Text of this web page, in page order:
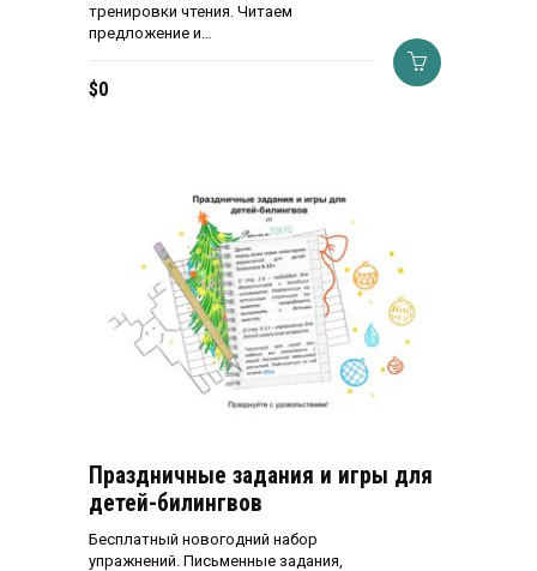
тренировки чтения. Читаем
предложение и…
$0
Праздничные задания и игры для
детей-билингвов
Бесплатный новогодний набор
упражнений. Письменные задания,